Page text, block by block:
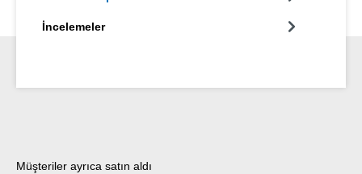
İncelemeler
Ürün galerisini atla
Müşteriler ayrıca satın aldı